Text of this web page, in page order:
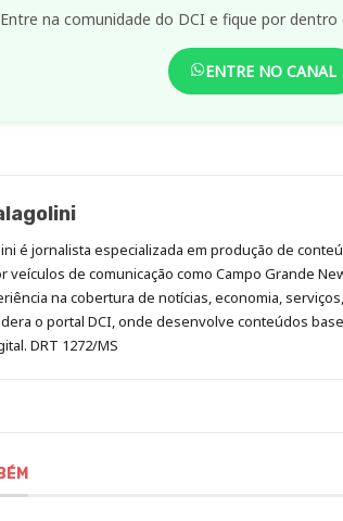
Entre na comunidade do DCI e fique por
ENTRE NO CANAL
é jornalista especializada em produção de
veículos de comunicação como Campo Grande
na cobertura de notícias, economia,
o portal DCI, onde desenvolve conteúdos
DRT 1272/MS